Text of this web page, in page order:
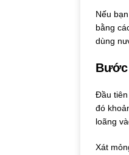
Nếu
bằng
dùng
Bước
Đầu tiên
đó
loãng
Xát